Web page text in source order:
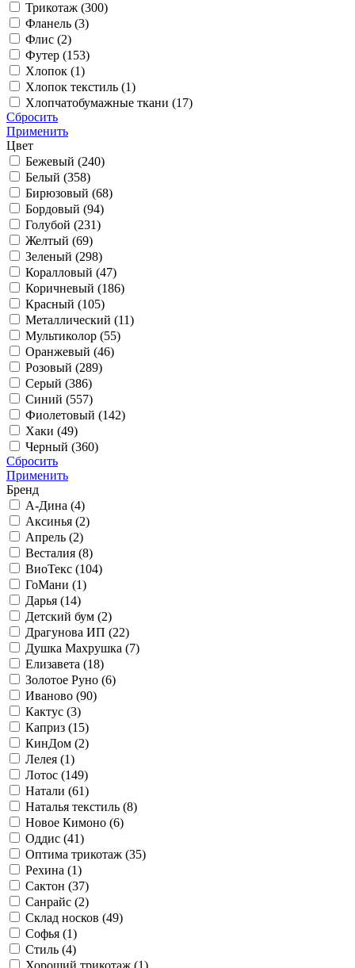
Трикотаж (300)
Фланель (3)
Флис (2)
Футер (153)
Хлопок (1)
Хлопок текстиль (1)
Хлопчатобумажные ткани (17)
Сбросить
Применить
Цвет
Бежевый (240)
Белый (358)
Бирюзовый (68)
Бордовый (94)
Голубой (231)
Желтый (69)
Зеленый (298)
Коралловый (47)
Коричневый (186)
Красный (105)
Металлический (11)
Мультиколор (55)
Оранжевый (46)
Розовый (289)
Серый (386)
Синий (557)
Фиолетовый (142)
Хаки (49)
Черный (360)
Сбросить
Применить
Бренд
А-Дина (4)
Аксинья (2)
Апрель (2)
Весталия (8)
ВиоТекс (104)
ГоМани (1)
Дарья (14)
Детский бум (2)
Драгунова ИП (22)
Душка Махрушка (7)
Елизавета (18)
Золотое Руно (6)
Иваново (90)
Кактус (3)
Каприз (15)
КинДом (2)
Лелея (1)
Лотос (149)
Натали (61)
Наталья текстиль (8)
Новое Кимоно (6)
Оддис (41)
Оптима трикотаж (35)
Рехина (1)
Сактон (37)
Санрайс (2)
Склад носков (49)
Софья (1)
Стиль (4)